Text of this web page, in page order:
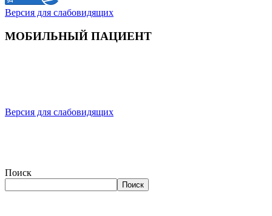
Версия для слабовидящих
МОБИЛЬНЫЙ ПАЦИЕНТ
Версия для слабовидящих
Поиск
Поиск